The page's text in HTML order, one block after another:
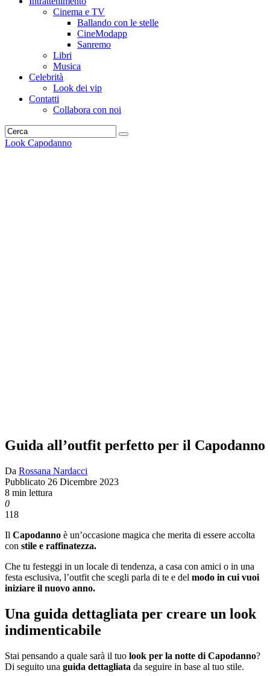
Cinema e TV
Ballando con le stelle
CineModapp
Sanremo
Libri
Musica
Celebrità
Look dei vip
Contatti
Collabora con noi
Look Capodanno
Guida all’outfit perfetto per il Capodanno
Da Rossana Nardacci
Pubblicato 26 Dicembre 2023
8 min lettura
0
118
Il Capodanno è un’occasione magica che merita di essere accolta
con stile e raffinatezza.
Che tu festeggi in un locale di tendenza, a casa con amici o in una
festa esclusiva, l’outfit che scegli parla di te e del modo in cui vuoi
iniziare il nuovo anno.
Una guida dettagliata per creare un look
indimenticabile
Stai pensando a quale sarà il tuo look per la notte di Capodanno?
Di seguito una guida dettagliata da seguire in base al tuo stile.